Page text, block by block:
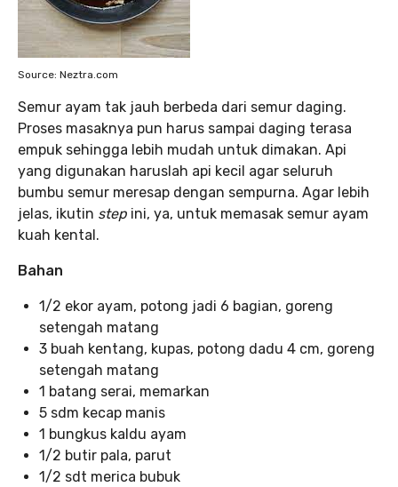
Source: Neztra.com
Semur ayam tak jauh berbeda dari semur daging.
Proses masaknya pun harus sampai daging terasa
empuk sehingga lebih mudah untuk dimakan. Api
yang digunakan haruslah api kecil agar seluruh
bumbu semur meresap dengan sempurna. Agar lebih
jelas, ikutin step ini, ya, untuk memasak semur ayam
kuah kental.
Bahan
1/2 ekor ayam, potong jadi 6 bagian, goreng
setengah matang
3 buah kentang, kupas, potong dadu 4 cm, goreng
setengah matang
1 batang serai, memarkan
5 sdm kecap manis
1 bungkus kaldu ayam
1/2 butir pala, parut
1/2 sdt merica bubuk